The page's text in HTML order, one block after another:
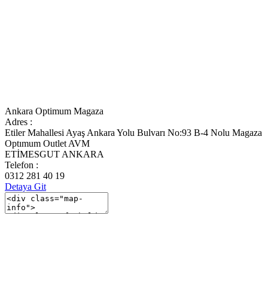
Ankara Optimum Magaza
Adres :
Etiler Mahallesi Ayaş Ankara Yolu Bulvarı No:93 B-4 Nolu Magaza
Optımum Outlet AVM
ETİMESGUT ANKARA
Telefon :
0312 281 40 19
Detaya Git